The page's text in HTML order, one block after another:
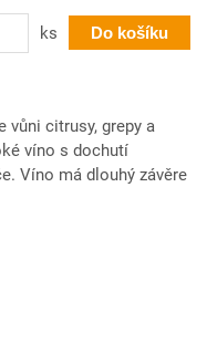
ks Do košíku
vůni citrusy, grepy a
víno s dochutí
Víno má dlouhý závěre